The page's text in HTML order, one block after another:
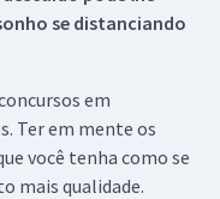
se distanciando
em
Ter em mente os
você tenha como se
mais qualidade.